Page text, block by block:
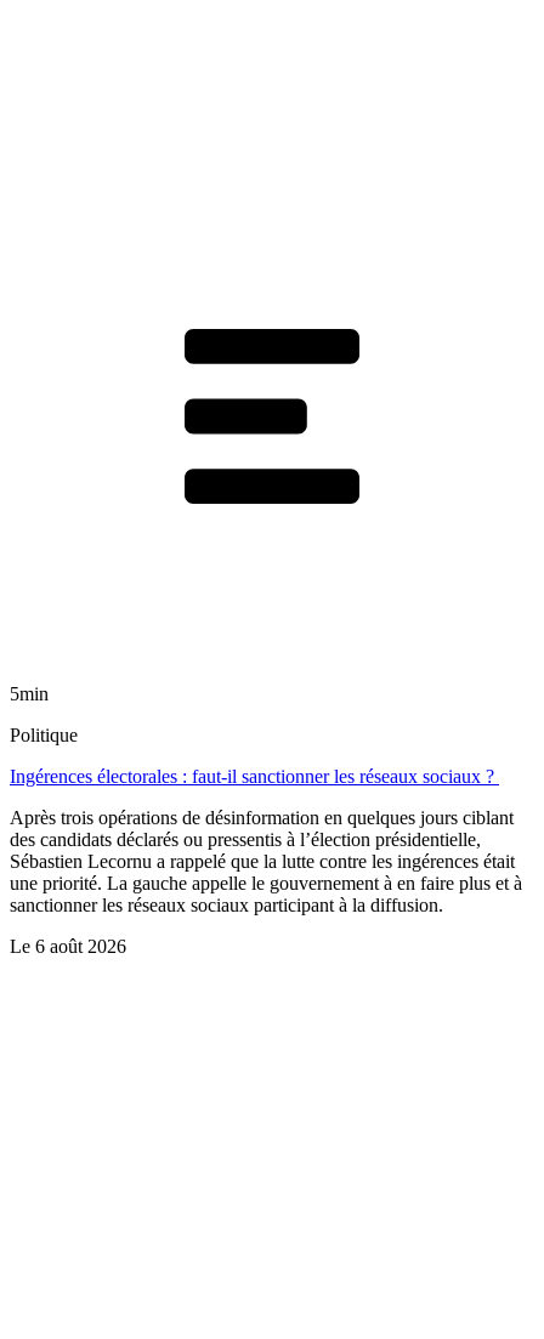
5min
Politique
Ingérences électorales : faut-il sanctionner les réseaux sociaux ?
Après trois opérations de désinformation en quelques jours ciblant
des candidats déclarés ou pressentis à l’élection présidentielle,
Sébastien Lecornu a rappelé que la lutte contre les ingérences était
une priorité. La gauche appelle le gouvernement à en faire plus et à
sanctionner les réseaux sociaux participant à la diffusion.
Le 6 août 2026